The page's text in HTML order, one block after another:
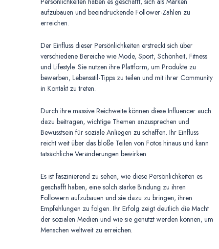
aufzubauen und beeindruckende Follower-Zahlen zu
erreichen.
Der Einfluss dieser Persönlichkeiten erstreckt sich über
verschiedene Bereiche wie Mode, Sport, Schönheit, Fitness
und Lifestyle. Sie nutzen ihre Plattform, um Produkte zu
bewerben, Lebensstil-Tipps zu teilen und mit ihrer Community
in Kontakt zu treten.
Durch ihre massive Reichweite können diese Influencer auch
dazu beitragen, wichtige Themen anzusprechen und
Bewusstsein für soziale Anliegen zu schaffen. Ihr Einfluss
reicht weit über das bloße Teilen von Fotos hinaus und kann
tatsächliche Veränderungen bewirken.
Es ist faszinierend zu sehen, wie diese Persönlichkeiten es
geschafft haben, eine solch starke Bindung zu ihren
Followern aufzubauen und sie dazu zu bringen, ihren
Empfehlungen zu folgen. Ihr Erfolg zeigt deutlich die Macht
der sozialen Medien und wie sie genutzt werden können, um
Menschen weltweit zu erreichen.